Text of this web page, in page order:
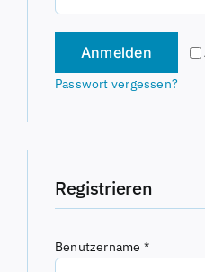
Alternative:
Anmelden
Passwort vergessen?
Registrieren
Benutzername *